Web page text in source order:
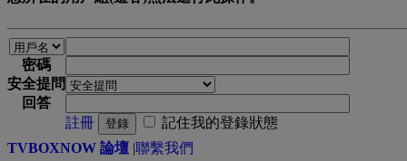
密碼
安全提問
回答
註冊
登錄
記住我的登錄狀態
TVBOXNOW 論壇 |聯繫我們